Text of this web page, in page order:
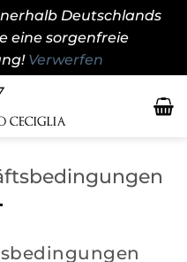
Deutschlands
eine sorgenfreie
Verwerfen